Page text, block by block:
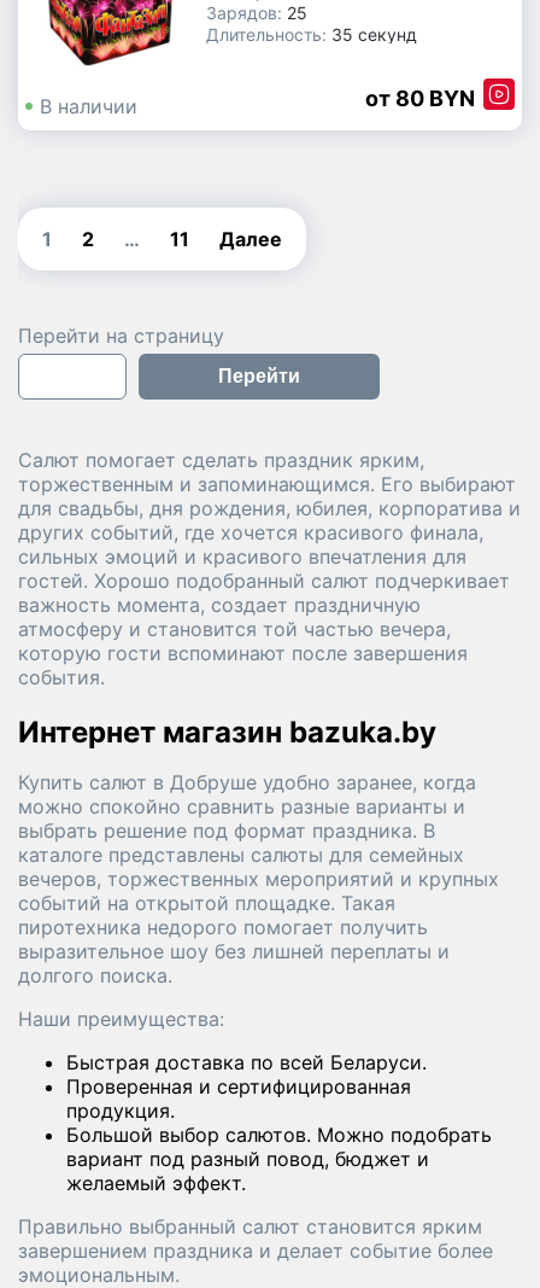
Зарядов: 25
Длительность: 35 секунд
В наличии 80 BYN
1 2 … 11 Далее
Перейти на страницу
Перейти
Салют помогает сделать праздник ярким,
торжественным и запоминающимся. Его выбирают
для свадьбы, дня рождения, юбилея, корпоратива и
других событий, где хочется красивого финала,
сильных эмоций и красивого впечатления для
гостей. Хорошо подобранный салют подчеркивает
важность момента, создает праздничную
атмосферу и становится той частью вечера,
которую гости вспоминают после завершения
события.
Интернет магазин bazuka.by
Купить салют в Добруше удобно заранее, когда
можно спокойно сравнить разные варианты и
выбрать решение под формат праздника. В
каталоге представлены салюты для семейных
вечеров, торжественных мероприятий и крупных
событий на открытой площадке. Такая
пиротехника недорого помогает получить
выразительное шоу без лишней переплаты и
долгого поиска.
Наши преимущества:
Быстрая доставка по всей Беларуси.
Проверенная и сертифицированная
продукция.
Большой выбор салютов. Можно подобрать
вариант под разный повод, бюджет и
желаемый эффект.
Правильно выбранный салют становится ярким
завершением праздника и делает событие более
эмоциональным.